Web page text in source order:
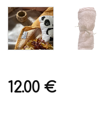
12.00 €